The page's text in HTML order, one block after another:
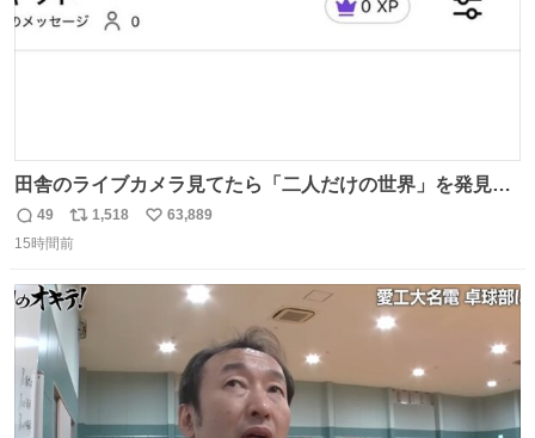
田舎のライブカメラ見てたら「二人だけの世界」を発見し
た
返
信
49
リ
ポ
ト
数
1,518
い
63,889
15時間前